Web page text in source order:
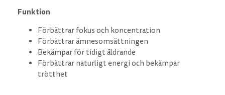
Funktion
Förbättrar fokus och koncentration
Förbättrar ämnesomsättningen
Bekämpar för tidigt åldrande
Förbättrar naturligt energi och bekämpar
trötthet